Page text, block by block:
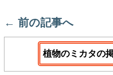
← 前の記事へ
植物のミカタの